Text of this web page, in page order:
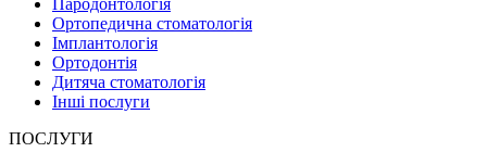
Пародонтологія
Ортопедична стоматологія
Імплантологія
Ортодонтія
Дитяча стоматологія
Інші послуги
ПОСЛУГИ